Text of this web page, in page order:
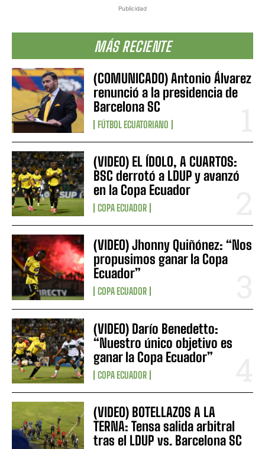
Publicidad
MÁS RECIENTE
(COMUNICADO) Antonio Álvarez
renunció a la presidencia de
Barcelona SC
FÚTBOL ECUATORIANO
(VIDEO) EL ÍDOLO, A CUARTOS:
BSC derrotó a LDUP y avanzó
en la Copa Ecuador
COPA ECUADOR
(VIDEO) Jhonny Quiñónez: “Nos
propusimos ganar la Copa
Ecuador”
COPA ECUADOR
(VIDEO) Darío Benedetto:
“Nuestro único objetivo es
ganar la Copa Ecuador”
COPA ECUADOR
(VIDEO) BOTELLAZOS A LA
TERNA: Tensa salida arbitral
tras el LDUP vs. Barcelona SC